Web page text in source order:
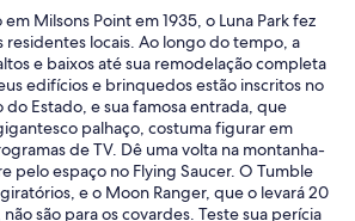
Milsons Point em 1935, o Luna Park fez
residentes locais. Ao longo do tempo, a
e baixos até sua remodelação completa
edifícios e brinquedos estão inscritos no
Estado, e sua famosa entrada, que
palhaço, costuma figurar em
de TV. Dê uma volta na montanha-
pelo espaço no Flying Saucer. O Tumble
e o Moon Ranger, que o levará 20
são para os covardes. Teste sua perícia